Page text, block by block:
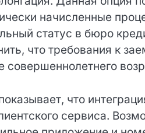
сталкивается с
Данная опция
фактически
положительный статус
дохода и достижение